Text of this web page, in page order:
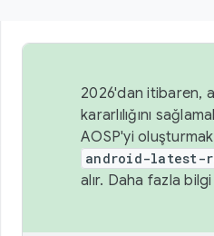
2026'dan itibaren,
kararlılığını
AOSP'yi
android-latest-
alır. Daha fazla